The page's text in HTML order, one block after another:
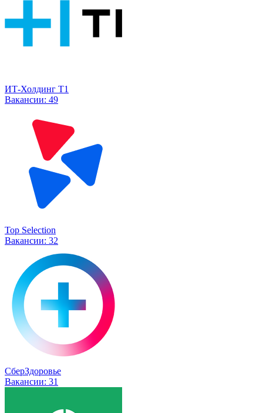
ИТ-Холдинг Т1
Вакансии: 49
Top Selection
Вакансии: 32
СберЗдоровье
Вакансии: 31